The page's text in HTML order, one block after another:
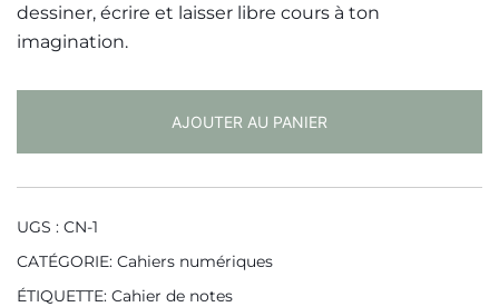
dessiner, écrire et laisser libre cours à ton
imagination.
AJOUTER AU PANIER
UGS : CN-1
CATÉGORIE: Cahiers numériques
ÉTIQUETTE: Cahier de notes